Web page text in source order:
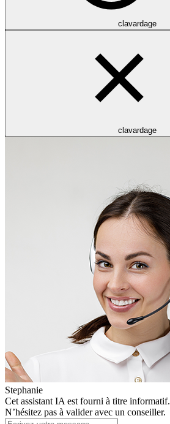
clavardage
clavardage
Stephanie
Cet assistant IA est fourni à titre informatif.
N’hésitez pas à valider avec un conseiller.